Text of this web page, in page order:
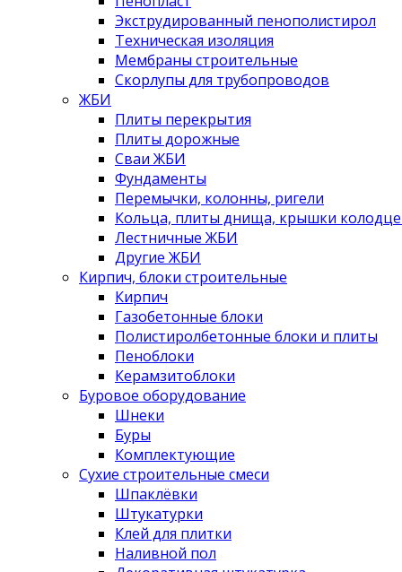
Экструдированный пенополистирол
Техническая изоляция
Мембраны строительные
Скорлупы для трубопроводов
ЖБИ
Плиты перекрытия
Плиты дорожные
Сваи ЖБИ
Фундаменты
Перемычки, колонны, ригели
Кольца, плиты днища, крышки
Лестничные ЖБИ
Другие ЖБИ
Кирпич, блоки строительные
Кирпич
Газобетонные блоки
Полистиролбетонные блоки и плиты
Пеноблоки
Керамзитоблоки
Буровое оборудование
Шнеки
Буры
Комплектующие
Сухие строительные смеси
Шпаклёвки
Штукатурки
Клей для плитки
Наливной пол